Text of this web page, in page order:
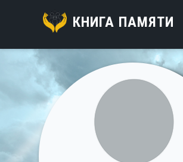
КНИГА ПАМЯТИ